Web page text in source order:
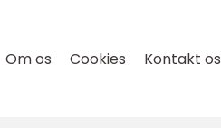
Om os Cookies Kontakt os